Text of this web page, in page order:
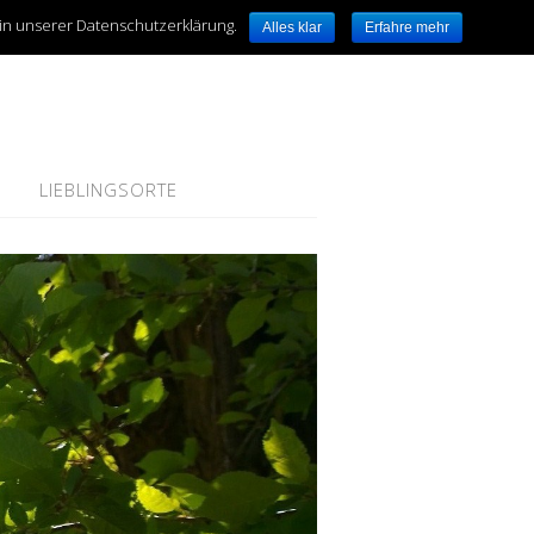
LIEBLINGSORTE
unserer Datenschutzerklärung. Alles klar Erfahre mehr